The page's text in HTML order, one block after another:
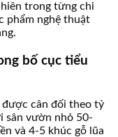
trong từng chi
phẩm nghệ thuật
bố cục tiểu
được cân đối theo tỷ
sân vườn nhỏ 50-
và 4-5 khúc gỗ lũa